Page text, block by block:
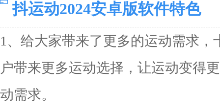
抖运动2024安卓版软件特色
1、给大家带来了更多的运动需求
户带来更多运动选择，让运动变得
动需求。